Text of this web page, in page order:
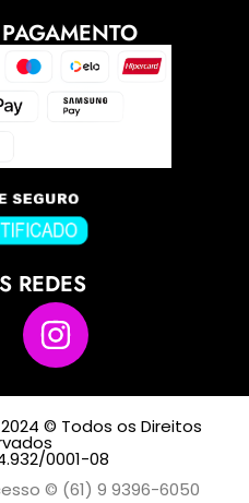
REDES
© Todos os Direitos
0001-08
© (61) 9 9396-6050